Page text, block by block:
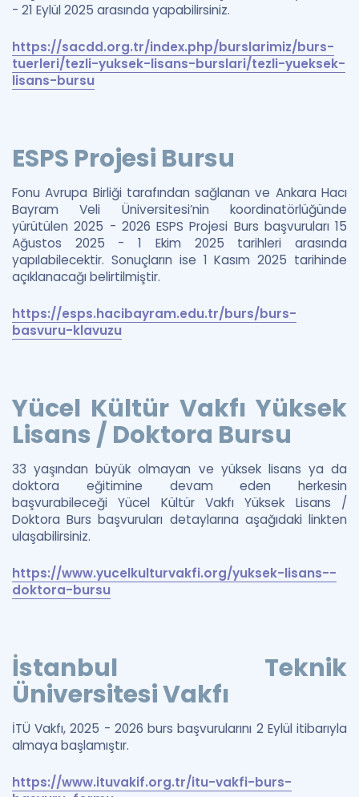
- 21 Eylül 2025 arasında yapabilirsiniz.
https://sacdd.org.tr/index.php/burslarimiz/burs-
tuerleri/tezli-yuksek-lisans-burslari/tezli-yueksek-
lisans-bursu
ESPS Projesi Bursu
Fonu Avrupa Birliği tarafından sağlanan ve Ankara Hacı
Bayram Veli Üniversitesi’nin koordinatörlüğünde
yürütülen 2025 - 2026 ESPS Projesi Burs başvuruları 15
Ağustos 2025 - 1 Ekim 2025 tarihleri arasında
yapılabilecektir. Sonuçların ise 1 Kasım 2025 tarihinde
açıklanacağı belirtilmiştir.
https://esps.hacibayram.edu.tr/burs/burs-
basvuru-klavuzu
Yücel Kültür Vakfı Yüksek
Lisans / Doktora Bursu
33 yaşından büyük olmayan ve yüksek lisans ya da
doktora eğitimine devam eden herkesin
başvurabileceği Yücel Kültür Vakfı Yüksek Lisans /
Doktora Burs başvuruları detaylarına aşağıdaki linkten
ulaşabilirsiniz.
https://www.yucelkulturvakfi.org/yuksek-lisans--
doktora-bursu
İstanbul Teknik
Üniversitesi Vakfı
İTÜ Vakfı, 2025 - 2026 burs başvurularını 2 Eylül itibarıyla
almaya başlamıştır.
https://www.ituvakif.org.tr/itu-vakfi-burs-